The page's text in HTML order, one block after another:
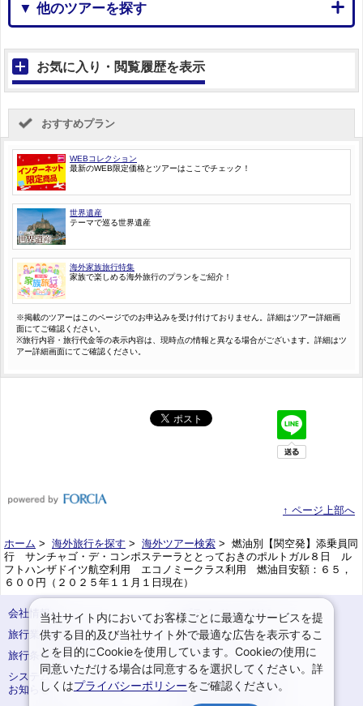
▼ 他のツアーを探す
お気に入り・閲覧履歴を表示
おすすめプラン
WEBコレクション
最新のWEB限定価格とツアーはここでチェック！
世界遺産
テーマで巡る世界遺産
海外家族旅行特集
家族で楽しめる海外旅行のプランをご紹介！
※掲載のツアーはこのページでのお申込みを受け付けておりません。詳細はツアー詳細画
面にてご確認ください。
※旅行内容・旅行代金等の表示内容は、現時点の情報と異なる場合がございます。詳細はツ
アー詳細画面にてご確認ください。
↑ ページ上部へ
ホーム > 海外旅行を探す > 海外ツアー検索 > 燃油別【関空発】添乗員同
行 サンチャゴ・デ・コンポステーラととっておきのポルトガル８日 ル
フトハンザドイツ航空利用 エコノミークラス利用 燃油目安額：６５，
６００円（２０２５年１１月１日現在）
会社情報
プライバシーポリシー
旅行業登録票・約款
規約集
旅行条件書
サイトマップ
システムメンテナンスの
お知らせ
お申込みまでの手順
当社サイト内においてお客様ごとに最適なサービスを提
供する目的及び当社サイト外で最適な広告を表示するこ
とを目的にCookieを使用しています。Cookieの使用に
同意いただける場合は同意するを選択してください。詳
しくはプライバシーポリシーをご確認ください。